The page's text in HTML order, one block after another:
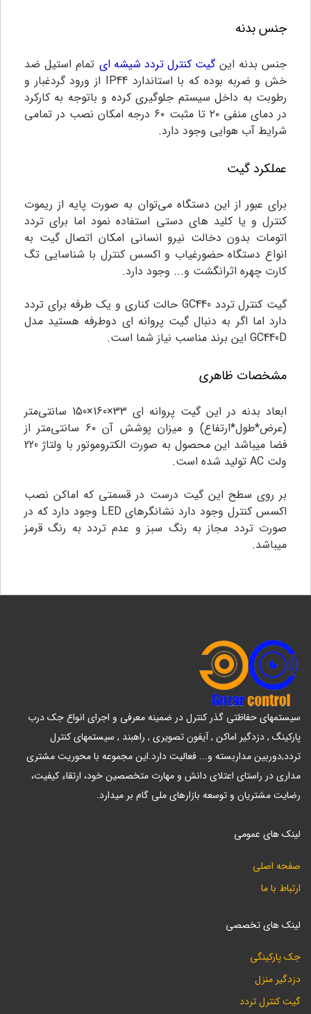
جنس بدنه
جنس بدنه اینگیت کنترل تردد شیشه ای تمام استیل ضد
خش و ضربه بوده که با استاندارد IP44 از ورود گردغبار و
رطوبت به داخل سیستم جلوگیری کرده و باتوجه به کارکرد
در دمای منفی ۲۰ تا مثبت ۶۰ درجه امکان نصب در تمامی
شرایط آب هوایی وجود دارد.
عملکرد گیت
برای عبور از این دستگاه می‌توان به صورت پایه از ریموت
کنترل و یا کلید های دستی استفاده نمود اما برای تردد
اتومات بدون دخالت نیرو انسانی امکان اتصال گیت به
انواع دستگاه حضورغیاب و اکسس کنترل با شناسایی تگ
کارت چهره اثرانگشت و... وجود دارد.
گیت کنترل تردد GC440 حالت کناری و یک طرفه برای تردد
دارد اما اگر به دنبال گیت پروانه ای دوطرفه هستید مدل
GC440D این برند مناسب نیاز شما است.
مشخصات ظاهری
ابعاد بدنه در این گیت پروانه ای 33×160×150 سانتی‌متر
(عرض*طول*ارتفاع) و میزان پوشش آن ۶۰ سانتی‌متر از
فضا میباشد این محصول به صورت الکتروموتور با ولتاژ 220
ولت AC تولید شده است.
بر روی سطح این گیت درست در قسمتی که اماکن نصب
اکسس کنترل وجود دارد نشانگرهای LED وجود دارد که در
صورت تردد مجاز به رنگ سبز و عدم تردد به رنگ قرمز
میباشد.
سیستمهای حفاظتی گذر کنترل در ضمینه معرفی و اجرای انواع جک درب
پارکینگ , دزدگیر اماکن , آیفون تصویری , راهبند , سیستمهای کنترل
تردد,دوربین مداربسته و... فعالیت دارد.این مجموعه با محوریت مشتری
مداری در راستای اعتلای دانش و مهارت متخصصین خود، ارتقاء کیفیت،
رضایت مشتریان و توسعه بازارهای ملی گام بر میدارد.
لینک های عمومی
صفحه اصلی
ارتباط با ما
لینک های تخصصی
جک پارکینگی
دزدگیر منزل
گیت کنترل تردد